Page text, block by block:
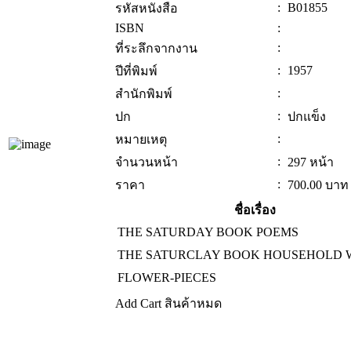
รหัสหนังสือ
: B01855
ISBN
:
ที่ระลึกจากงาน
:
ปีที่พิมพ์
:
1957
สำนักพิมพ์
:
ปก
: ปกแข็ง
หมายเหตุ
:
จำนวนหน้า
: 297 หน้า
ราคา
: 700.00 บาท
ชื่อเรื่อง
THE SATURDAY BOOK POEMS
THE SATURCLAY BOOK HOUSEHOLD
FLOWER-PIECES
Add Cart สินค้าหมด